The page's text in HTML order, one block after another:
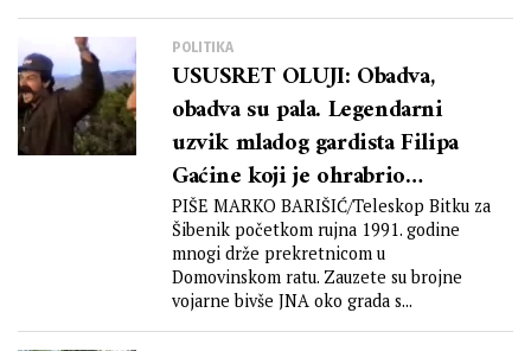
POLITIKA
USUSRET OLUJI: Obadva,
obadva su pala. Legendarni
uzvik mladog gardista Filipa
Gaćine koji je ohrabrio
Hrvatsku
PIŠE MARKO BARIŠIĆ/Teleskop Bitku za
Šibenik početkom rujna 1991. godine
mnogi drže prekretnicom u
Domovinskom ratu. Zauzete su brojne
vojarne bivše JNA oko grada s...